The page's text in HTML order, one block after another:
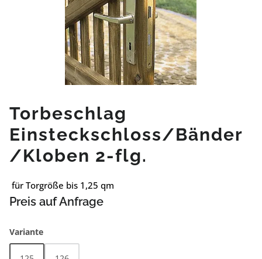
Torbeschlag
Einsteckschloss/Bänder
/Kloben 2-flg.
für Torgröße bis 1,25 qm
Preis auf Anfrage
Varianteauswählen